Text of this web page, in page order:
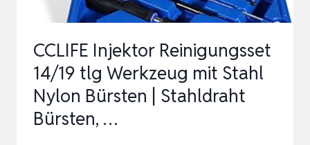
CCLIFE Injektor Reinigungsset
14/19 tlg Werkzeug mit Stahl
Nylon Bürsten | Stahldraht
Bürsten, …